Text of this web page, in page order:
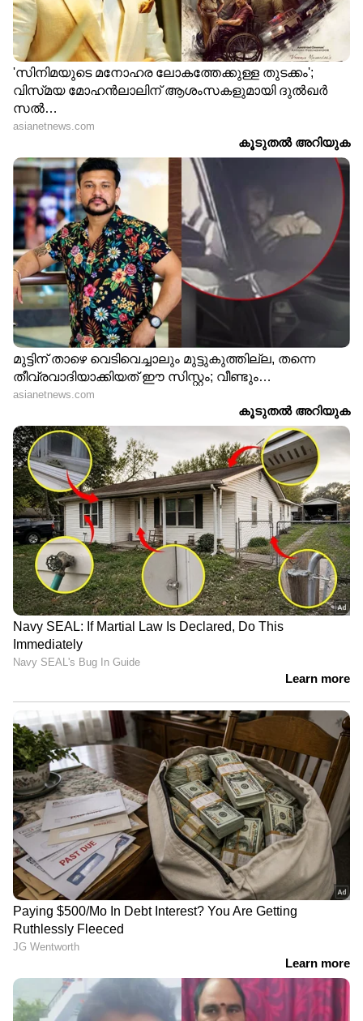
DOWNLOAD APP
RECOMMENDED STORIES
മലയിടം തുരുത്തിലെ
പൊലീസ് നടപടി; സിപിഎം
നേതാക്കളും
താമസക്കാരും ഉൾപ്പെടെ
50 പേർക്കെതിരെ കേസ്
ബെംഗളൂരുവിൽ മലയാളി
യുവതി ബലാത്സംഗത്തിന്
ഇരയായതായി പരാതി;
ബത്തേരി
സ്വദേശിക്കെതിരെ കേസ്,
തയ്യാറാകാതെ പൊലീസ്
മലയിടം തുരുത്തിലെ
പൊലീസ് നടപടി; രാഷ്ട്രീയ
വിഷയമാക്കാൻ സിപിഎം,
പി രാജീവ് പങ്കെടുക്കുന്ന
പ്രതിഷേധ പരിപാടി ഇന്ന്
പെരിയ ഇരട്ടക്കൊലപാതക
കേസ്; പരോളിനെതിരെ
ശരത് ലാലിൻ്റെ കുടുംബം,
കല്യോട്ട് മേഖലയിൽ
പൊലീസ് സുരക്ഷ
ശക്തമാക്കി
LATEST VIDEOS
ഉത്തരേന്ത്യയിൽ ശക്തമായ മഴ
തുടരുന്നു, അസമിൽ മരണം 97;
ബ്രഹ്മപുത്രയും പോഷക നദികളും
കരകവിഞ്ഞൊഴുകി
'മുട്ടിന് താഴെ വെടിവെച്ചാലും
മുട്ടുകുത്തില്ല'; പൊലീസ് തെരച്ചിൽ
തുടരുന്നതിനിടെ വീണ്ടും അർജുൻ